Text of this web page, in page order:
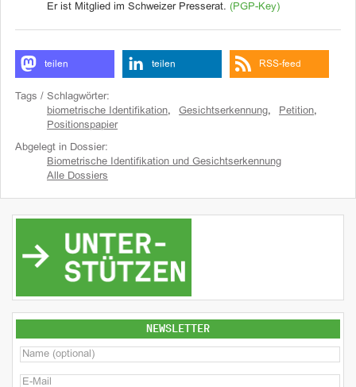
Er ist Mitglied im Schweizer Presserat. (PGP-Key)
teilen teilen RSS-feed
Tags / Schlagwörter:
biometrische Identifikation, Gesichtserkennung, Petition,
Positionspapier
Abgelegt in Dossier:
Biometrische Identifikation und Gesichtserkennung
Alle Dossiers
NEWSLETTER